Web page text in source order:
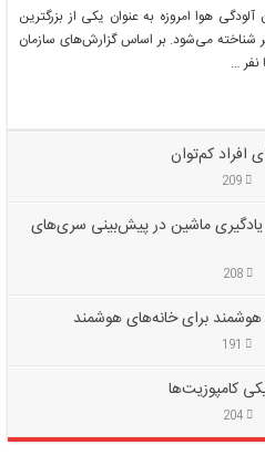
هوا امروزه به عنوان یکی از بزرگترین
می‌شود. بر اساس گزارش‌های سازمان
کم‌توان
209
یادگیری ماشین در پیش‌بینی سری‌های
208
برای خانه‌های هوشمند
191
کامپوزیت‌ها
204